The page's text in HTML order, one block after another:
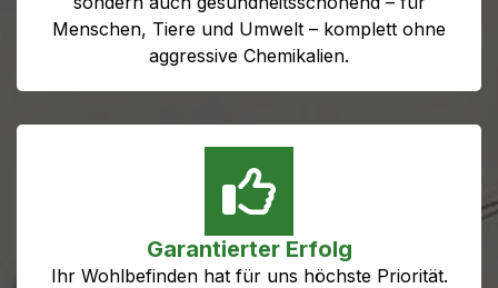
Menschen, Tiere und Umwelt – komplett ohne
aggressive Chemikalien.
Garantierter Erfolg
Ihr Wohlbefinden hat für uns höchste Priorität.